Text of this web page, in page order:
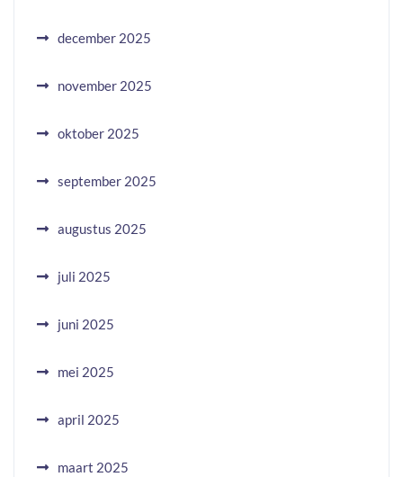
december 2025
november 2025
oktober 2025
september 2025
augustus 2025
juli 2025
juni 2025
mei 2025
april 2025
maart 2025